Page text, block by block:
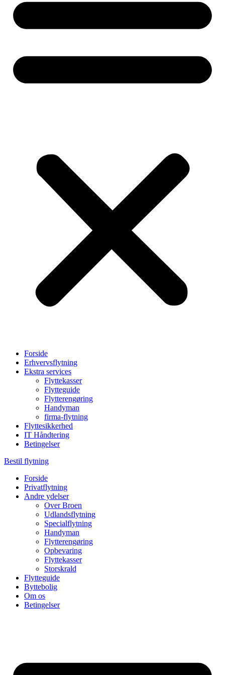
Forside
Erhvervsflytning
Ekstra services
Flyttekasser
Flytteguide
Flytterengøring
Handyman
firma-flytning
Flyttesikkerhed
IT Håndtering
Betingelser
Bestil flytning
Forside
Privatflytning
Andre ydelser
Over Broen
Udlandsflytning
Specialflytning
Handyman
Flytterengøring
Opbevaring
Flyttekasser
Storskrald
Flytteguide
Byttebolig
Om os
Betingelser